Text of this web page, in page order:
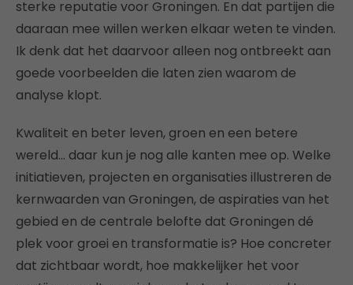
sterke reputatie voor Groningen. En dat partijen die
daaraan mee willen werken elkaar weten te vinden.
Ik denk dat het daarvoor alleen nog ontbreekt aan
goede voorbeelden die laten zien waarom de
analyse klopt.
Kwaliteit en beter leven, groen en een betere
wereld… daar kun je nog alle kanten mee op. Welke
initiatieven, projecten en organisaties illustreren de
kernwaarden van Groningen, de aspiraties van het
gebied en de centrale belofte dat Groningen dé
plek voor groei en transformatie is? Hoe concreter
dat zichtbaar wordt, hoe makkelijker het voor